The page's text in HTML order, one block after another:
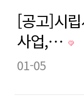
[공고]시
사업,…
01-05